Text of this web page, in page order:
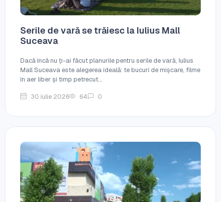
Serile de vară se trăiesc la Iulius Mall
Suceava
Dacă încă nu ți-ai făcut planurile pentru serile de vară, Iulius
Mall Suceava este alegerea ideală: te bucuri de mișcare, filme
în aer liber și timp petrecut...
30 iulie 2026 64 0